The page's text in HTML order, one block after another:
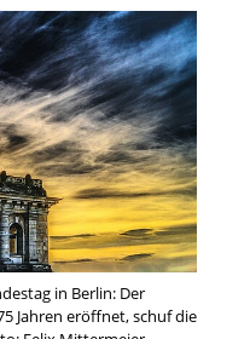
in Berlin: Der
Jahren eröffnet, schuf die